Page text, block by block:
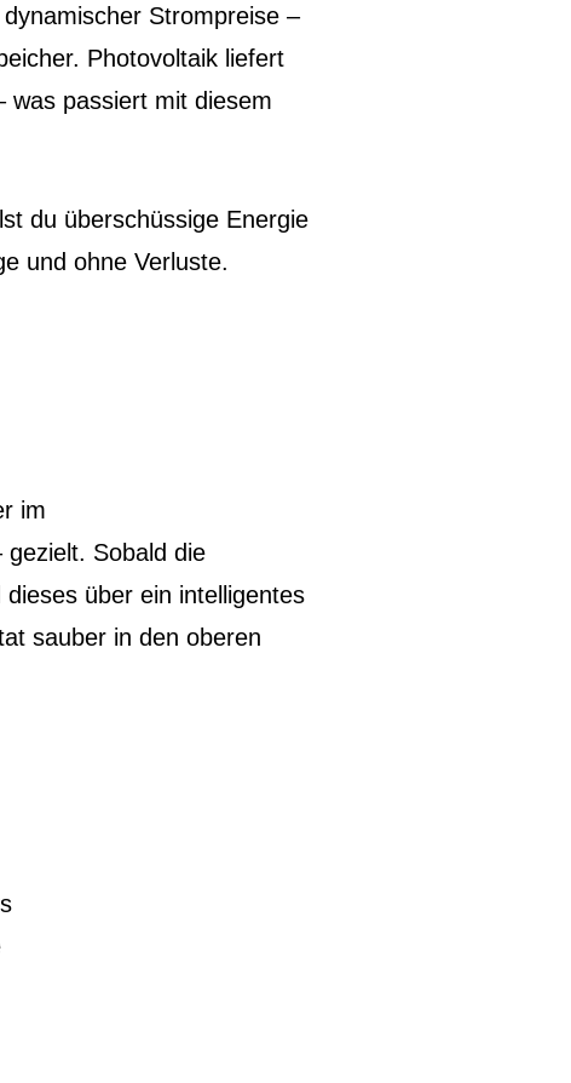
Strompreise –
Photovoltaik liefert
was passiert mit diesem
du überschüssige Energie
und ohne Verluste.
im
Sobald die
über ein intelligentes
sauber in den oberen